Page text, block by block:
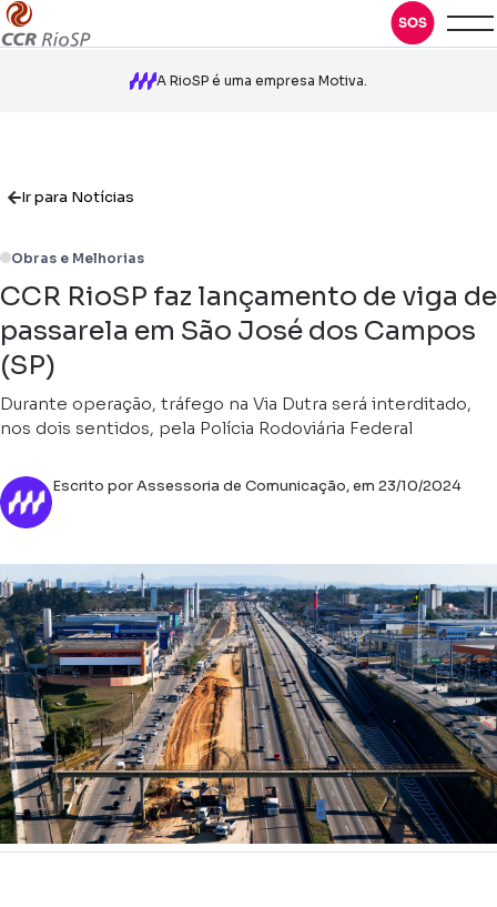
A RioSP é uma empresa Motiva.
Ir para Notícias
Obras e Melhorias
CCR RioSP faz lançamento de viga de
passarela em São José dos Campos
(SP)
Durante operação, tráfego na Via Dutra será interditado,
nos dois sentidos, pela Polícia Rodoviária Federal
Escrito por Assessoria de Comunicação, em 23/10/2024